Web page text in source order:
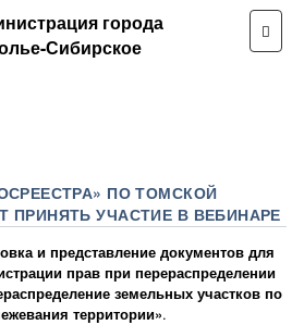
города
Сибирское
ПО ТОМСКОЙ
ПРИНЯТЬ УЧАСТИЕ В ВЕБИНАРЕ
и представление документов для
прав при перераспределении
земельных участков по
территории».